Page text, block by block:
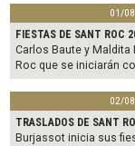
b
o
o
k
t
e
r
l
01/
FIESTAS DE SANT ROC
Carlos Baute y
Roc que se iniciarán
02/
TRASLADOS DE SANT
Burjassot inicia sus